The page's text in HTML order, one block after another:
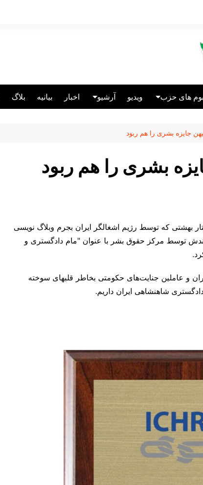
های حزب
قبرس
آلمان
ویدیو آرشیو اخبار بیانیه بلاگ
جایزه بشری را هم ربود
بشری را هم ربود
بهشتی که توسط رژیم اشغالگر ایران بجرم وبلاگ نویسی
توسط مرکز حقوق بشر با عنوان "مام دادگستری و
و عاملین جنایت‌های حکومتی بخاطر قلبهای سوخته
شاهنشاهی ایران داریم.